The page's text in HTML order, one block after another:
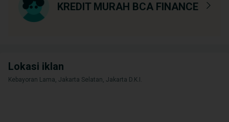
KREDIT MURAH BCA FINANCE
Lokasi iklan
Kebayoran Lama, Jakarta Selatan, Jakarta D.K.I.